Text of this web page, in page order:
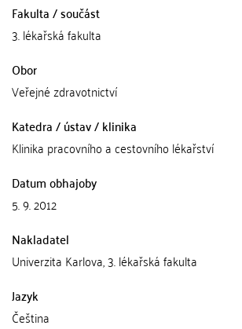
Fakulta / součást
3. lékařská fakulta
Obor
Veřejné zdravotnictví
Katedra / ústav / klinika
Klinika pracovního a cestovního lékařství
Datum obhajoby
5. 9. 2012
Nakladatel
Univerzita Karlova, 3. lékařská fakulta
Jazyk
Čeština